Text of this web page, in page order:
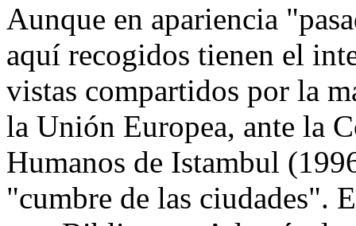
Aunque en apariencia
aquí recogidos tienen el
vistas compartidos por la
la Unión Europea, ante la
Humanos de Istambul
"cumbre de las ciudades".